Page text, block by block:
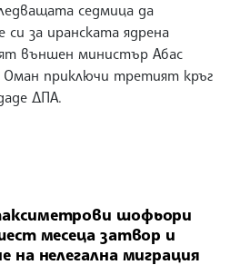
седмица да
за иранската ядрена
външен министър Абас
Оман приключи третият кръг
ДПА.
шофьори
месеца затвор и
на нелегална миграция